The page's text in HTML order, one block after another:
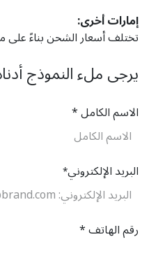
إمارات أخرى:
تختلف أسعار الشحن بناءً
يرجى ملء النموذج
الاسم الكامل *
البريد الإلكتروني*
رقم الهاتف *